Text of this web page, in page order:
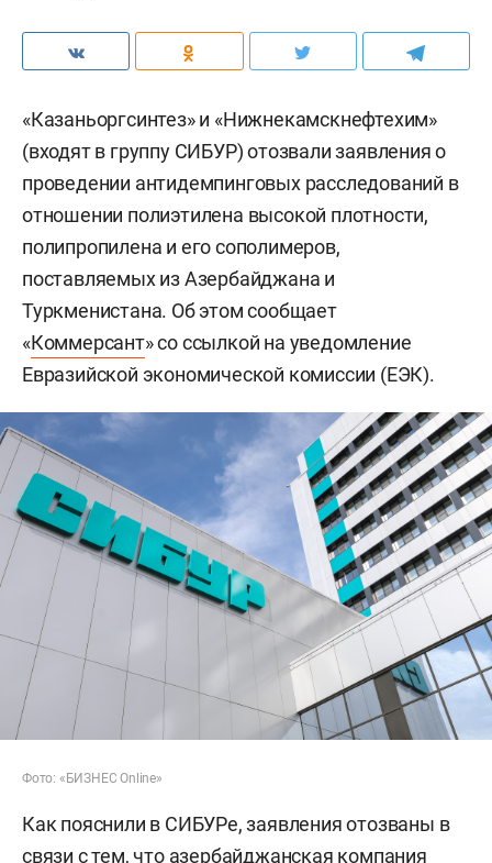
«Казаньоргсинтез» и «Нижнекамскнефтехим»
(входят в группу СИБУР) отозвали заявления о
проведении антидемпинговых расследований в
отношении полиэтилена высокой плотности,
полипропилена и его сополимеров,
поставляемых из Азербайджана и
Туркменистана. Об этом сообщает
«Коммерсант» со ссылкой на уведомление
Евразийской экономической комиссии (ЕЭК).
Фото: «БИЗНЕС Online»
Как пояснили в СИБУРе, заявления отозваны в
связи с тем, что азербайджанская компания